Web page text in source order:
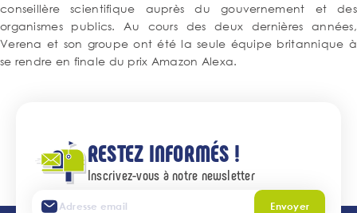
conseillère scientifique auprès du gouvernement et des
organismes publics. Au cours des deux dernières années,
Verena et son groupe ont été la seule équipe britannique à
se rendre en finale du prix Amazon Alexa.
RESTEZ INFORMÉS !
Inscrivez-vous à notre newsletter
Envoyer